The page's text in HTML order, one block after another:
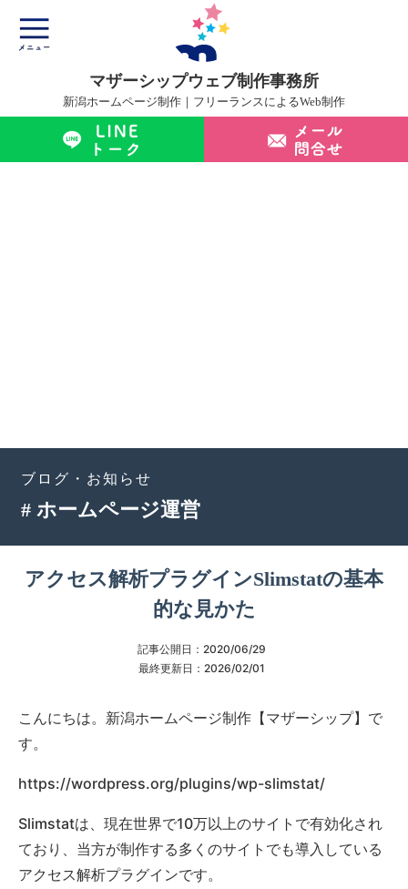
マザーシップウェブ制作事務所
新潟ホームページ制作｜フリーランスによるWeb制作
マザーシップについて
ホームページ制作サービス
ブログ・お知らせ
# ホームページ運営
アクセス解析プラグインSlimstatの基本
的な見かた
記事公開日： 2020/06/29
最終更新日： 2026/02/01
こんにちは。新潟ホームページ制作【マザーシップ】で
す。
https://wordpress.org/plugins/wp-slimstat/
Slimstatは、現在世界で10万以上のサイトで有効化され
ており、当方が制作する多くのサイトでも導入している
アクセス解析プラグインです。